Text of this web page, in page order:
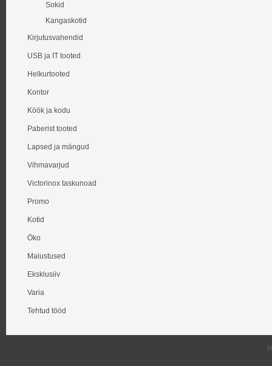
Sokid
Kangaskotid
Kirjutusvahendid
USB ja IT tooted
Helkurtooted
Kontor
Köök ja kodu
Paberist tooted
Lapsed ja mängud
Vihmavarjud
Victorinox taskunoad
Promo
Kotid
Öko
Maiustused
Eksklusiiv
Varia
Tehtud tööd